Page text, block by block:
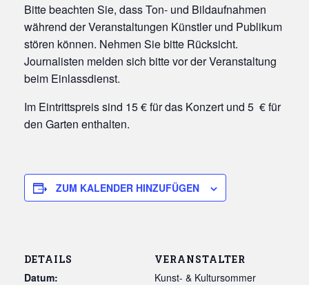
Bitte beachten Sie, dass Ton- und Bildaufnahmen
während der Veranstaltungen Künstler und Publikum
stören können. Nehmen Sie bitte Rücksicht.
Journalisten melden sich bitte vor der Veranstaltung
beim Einlassdienst.
Im Eintrittspreis sind 15 € für das Konzert und 5 € für
den Garten enthalten.
ZUM KALENDER HINZUFÜGEN
DETAILS
Datum:
VERANSTALTER
Kunst- & Kultursommer